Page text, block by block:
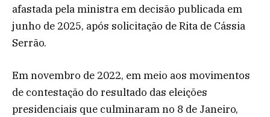
afastada pela ministra em decisão publicada em
junho de 2025, após solicitação de Rita de Cássia
Serrão.
Em novembro de 2022, em meio aos movimentos
de contestação do resultado das eleições
presidenciais que culminaram no 8 de Janeiro,